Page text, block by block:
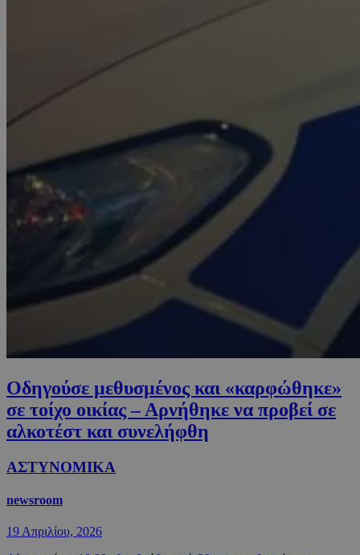
Οδηγούσε μεθυσμένος και «καρφώθηκε»
σε τοίχο οικίας – Αρνήθηκε να προβεί σε
αλκοτέστ και συνελήφθη
ΑΣΤΥΝΟΜΙΚΑ
newsroom
19 Απριλίου, 2026